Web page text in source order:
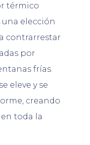
térmico
elección
contrarrestar
por
frías.
eleve y se
creando
toda la